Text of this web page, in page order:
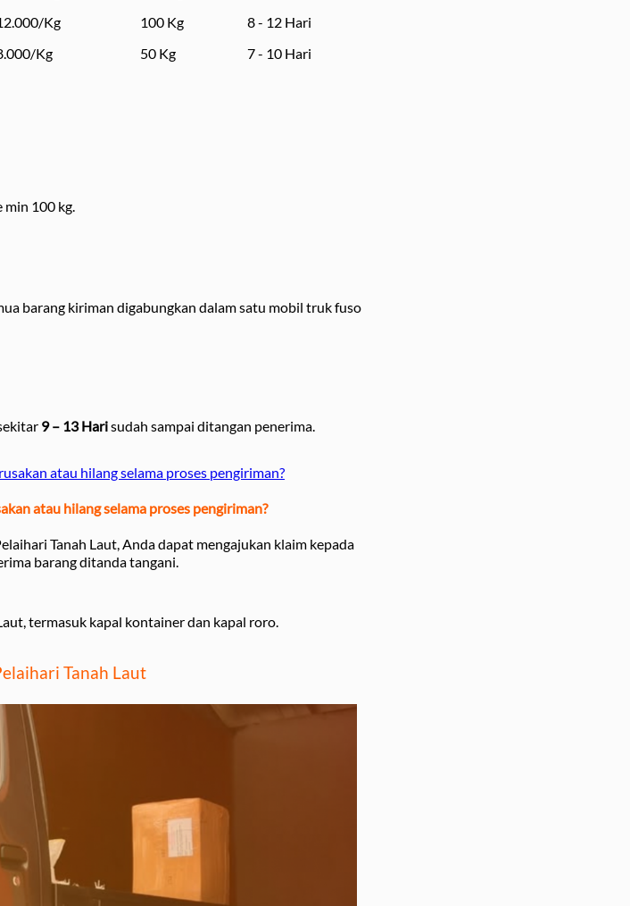
Kg 100 Kg
8 - 12 Hari
Kg 50 Kg 7 - 10 Hari
min 100 kg.
barang kiriman digabungkan dalam satu mobil truk fuso
9 – 13 Harisudah sampai ditangan penerima.
atau hilang selama proses pengiriman?
atau hilang selama proses pengiriman?
Tanah Laut, Anda dapat mengajukan klaim kepada
barang ditanda tangani.
termasuk kapal kontainer dan kapal roro.
Tanah Laut